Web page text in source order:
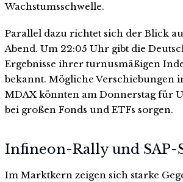
Wachstumsschwelle.
Parallel dazu richtet sich der Blick
Abend. Um 22:05 Uhr gibt die
Ergebnisse ihrer turnusmäßigen
bekannt. Mögliche Verschiebungen
MDAX könnten am Donnerstag für
bei großen Fonds und ETFs sorgen.
Infineon-Rally und SAP-
Im Marktkern zeigen sich starke